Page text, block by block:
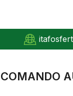
COMANDO